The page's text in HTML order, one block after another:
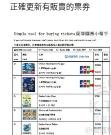
正確更新有販賣的票券